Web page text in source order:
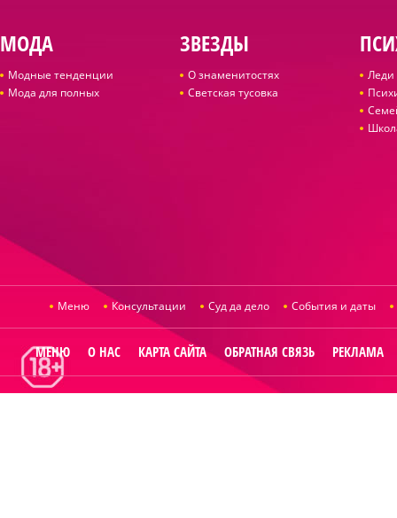
МОДА
Модные тенденции
Мода для полных
ЗВЕЗДЫ
О знаменитостях
Светская тусовка
Леди
Меню Консультации Суд да дело События и даты
МЕНЮ О НАС КАРТА САЙТА ОБРАТНАЯ СВЯЗЬ РЕКЛАМА